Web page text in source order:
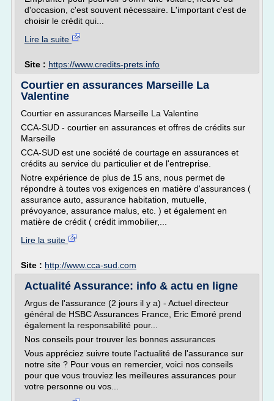
d'occasion, c'est souvent nécessaire. L'important c'est de
choisir le crédit qui...
Lire la suite
Site : https://www.credits-prets.info
Courtier en assurances Marseille La
Valentine
Courtier en assurances Marseille La Valentine
CCA-SUD - courtier en assurances et offres de crédits sur
Marseille
CCA-SUD est une société de courtage en assurances et
crédits au service du particulier et de l'entreprise.
Notre expérience de plus de 15 ans, nous permet de
répondre à toutes vos exigences en matière d'assurances (
assurance auto, assurance habitation, mutuelle,
prévoyance, assurance malus, etc. ) et également en
matière de crédit ( crédit immobilier,...
Lire la suite
Site : http://www.cca-sud.com
Actualité Assurance: info & actu en ligne
Argus de l'assurance (2 jours il y a) - Actuel directeur
général de HSBC Assurances France, Eric Emoré prend
également la responsabilité pour...
Nos conseils pour trouver les bonnes assurances
Vous appréciez suivre toute l'actualité de l'assurance sur
notre site ? Pour vous en remercier, voici nos conseils
pour que vous trouviez les meilleures assurances pour
votre personne ou vos...